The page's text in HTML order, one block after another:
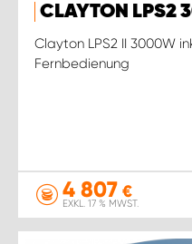
CLAYTON LPS2
Clayton LPS2 II 3000W
Fernbedienung
4 807 €
EXKL. 17 % MWST.